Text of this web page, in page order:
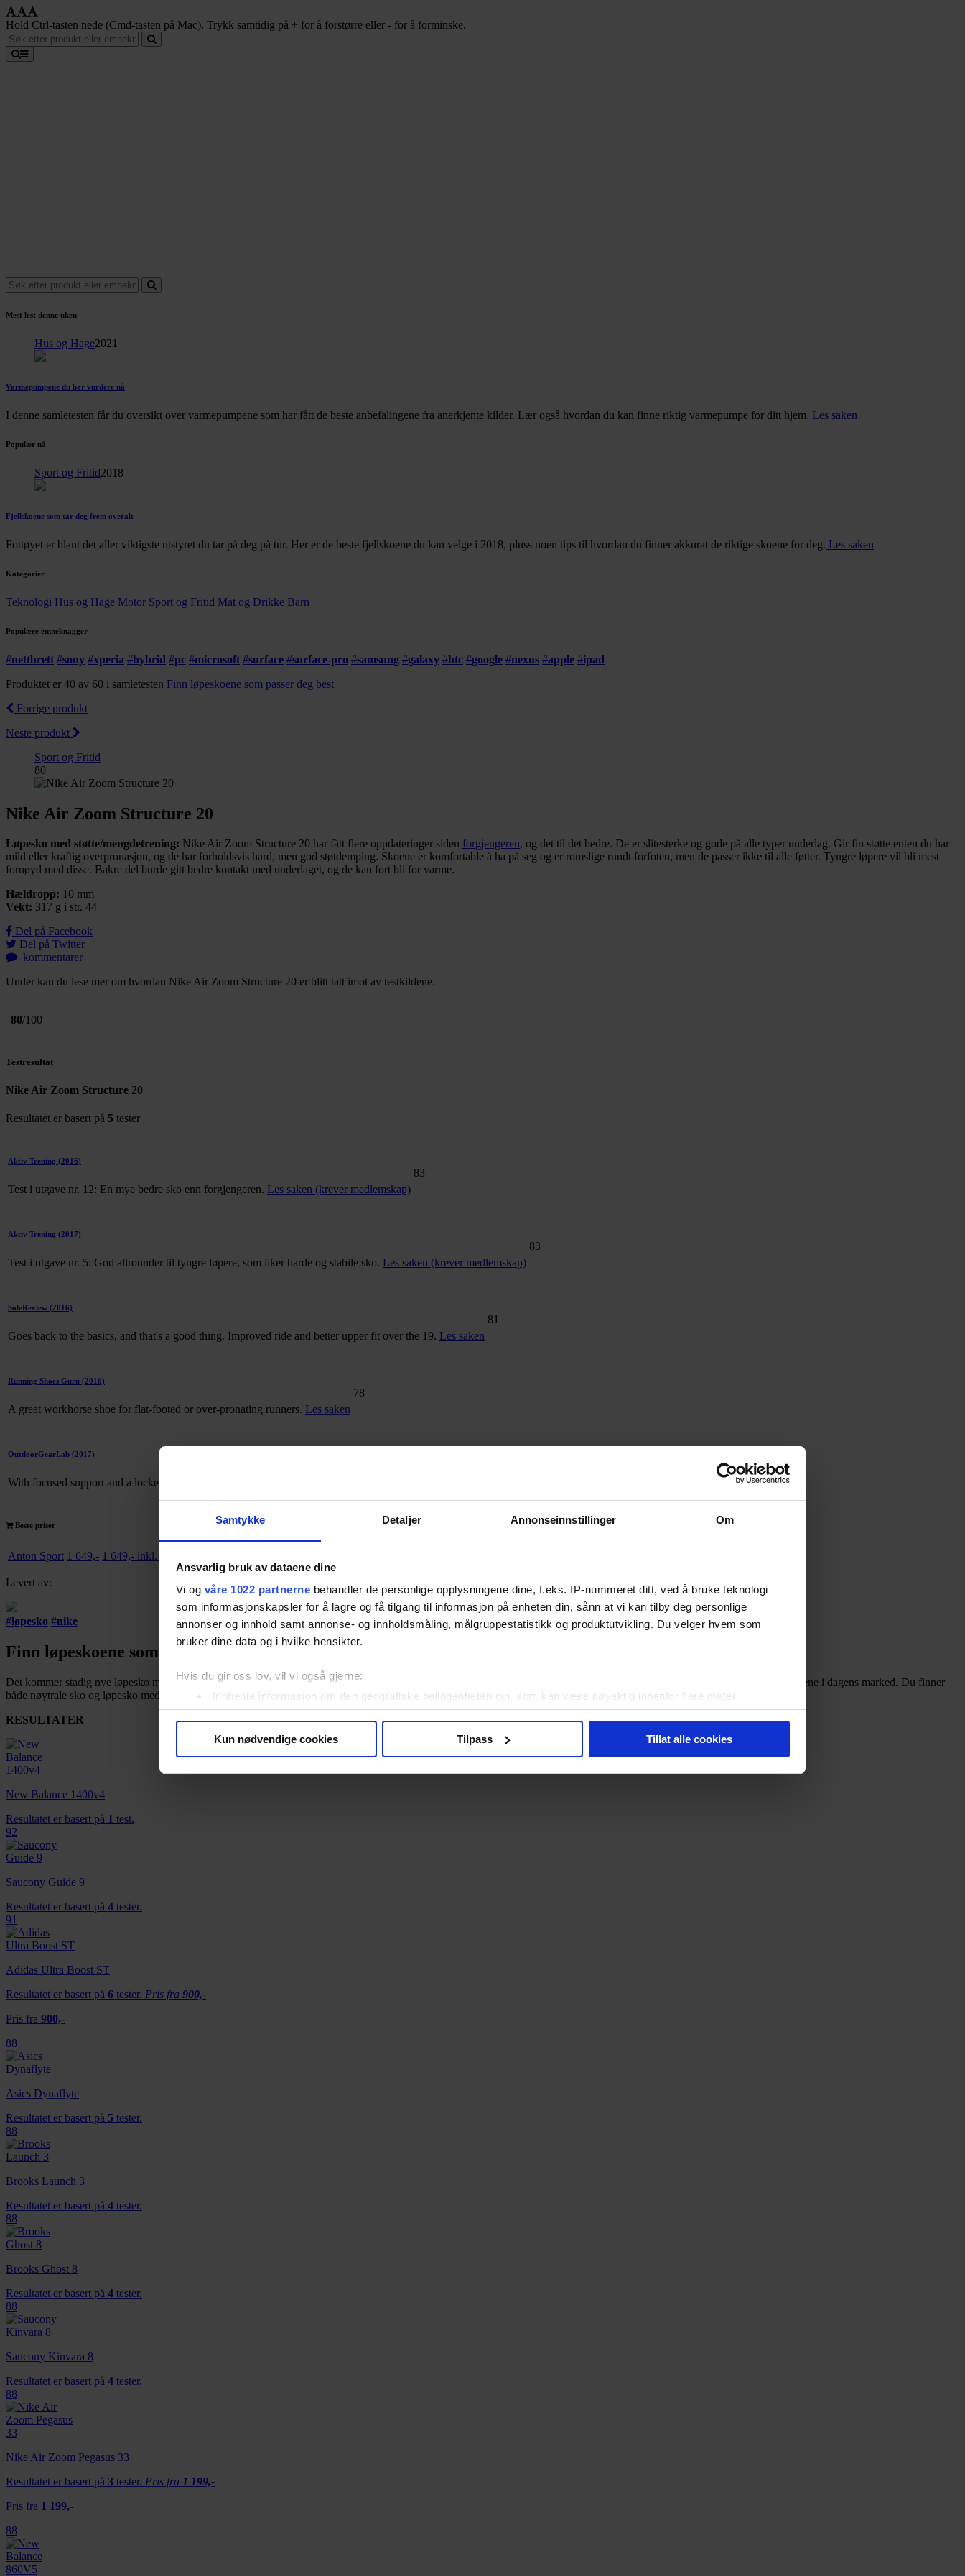
Samtykke Detaljer Annonseinnstillinger Om
Ansvarlig bruk av dataene dine
Vi og våre 1022 partnerne behandler de personlige opplysningene dine, f.eks. IP-nummeret ditt, ved å bruke teknologi
som informasjonskapsler for å lagre og få tilgang til informasjon på enheten din, sånn at vi kan tilby deg personlige
annonser og innhold samt annonse- og innholdsmåling, målgruppestatistikk og produktutvikling. Du velger hvem som
bruker dine data og i hvilke hensikter.
Hvis du gir oss lov, vil vi også gjerne:
Innhente informasjon om den geografiske beliggenheten din, som kan være nøyaktig innenfor flere meter
Identifisere enheten din ved å aktivt skanne den for bestemte karakteristikker (fingeravtrykk)
mer info kan du lese om hvordan dine personlige data behandles og hvordan du kan velge hvordan de skal brukes.
Kun nødvendige cookies Tilpass Tillat alle cookies
Hold Ctrl-tasten nede (Cmd-tasten på Mac). Trykk samtidig på + for å forstørre eller - for å forminske.
Mest lest denne uken
Hus og Hage2021
Varmepumpene du bør vurdere nå
I denne samletesten får du oversikt over varmepumpene som har fått de beste anbefalingene fra anerkjente kilder. Lær også hvordan du kan finne riktig varmepumpe for ditt hjem. Les saken
Populær nå
Sport og Fritid2018
Fjellskoene som tar deg frem overalt
Fottøyet er blant det aller viktigste utstyret du tar på deg på tur. Her er de beste fjellskoene du kan velge i 2018, pluss noen tips til hvordan du finner akkurat de riktige skoene for deg. Les saken
Kategorier
Teknologi Hus og Hage Motor Sport og Fritid Mat og Drikke Barn
Populære emneknagger
#nettbrett #sony #xperia #hybrid #pc #microsoft #surface #surface-pro #samsung #galaxy #htc #google #nexus #apple #ipad
Produktet er 40 av 60 i samletesten Finn løpeskoene som passer deg best
Forrige produkt
Neste produkt
Sport og Fritid
80
Nike Air Zoom Structure 20
Løpesko med støtte/mengdetrening: Nike Air Zoom Structure 20 har fått flere oppdateringer siden forgjengeren, og det til det bedre. De er slitesterke og gode på alle typer underlag. Gir fin støtte enten du har
mild eller kraftig overpronasjon, og de har forholdsvis hard, men god støtdemping. Skoene er komfortable å ha på seg og er romslige rundt forfoten, men de passer ikke til alle føtter. Tyngre løpere vil bli mest
fornøyd med disse. Bakre del burde gitt bedre kontakt med underlaget, og de kan fort bli for varme.
Hældropp: 10 mm
Vekt: 317 g i str. 44
Del på Facebook
Del på Twitter
kommentarer
Under kan du lese mer om hvordan Nike Air Zoom Structure 20 er blitt tatt imot av testkildene.
80/100
Testresultat
Nike Air Zoom Structure 20
Resultatet er basert på 5 tester
Aktiv Trening (2016)
Test i utgave nr. 12: En mye bedre sko enn forgjengeren. Les saken (krever medlemskap)
83
Aktiv Trening (2017)
Test i utgave nr. 5: God allrounder til tyngre løpere, som liker harde og stabile sko. Les saken (krever medlemskap)
83
SoleReview (2016)
Goes back to the basics, and that's a good thing. Improved ride and better upper fit over the 19. Les saken
81
Running Shoes Guru (2016)
A great workhorse shoe for flat-footed or over-pronating runners. Les saken
78
OutdoorGearLab (2017)
With focused support and a locked down fit, we felt secure and comfortable with every step.
Beste priser
Anton Sport 1 649,- 1 649,- inkl. frakt
Levert av:
#løpesko #nike
Finn løpeskoene som passer deg best
Det kommer stadig nye løpesko med endringer i teknologi og design, og det er ikke alltid lett å orientere seg i jungelen. I denne samletesten får du oversikt over de beste løpeskoene i dagens marked. Du finner
både nøytrale sko og løpesko med støtte, enten du vil løpe hurtige eller rolige turer.Les saken
RESULTATER
New Balance 1400v4
Resultatet er basert på 1 test.
92
Saucony Guide 9
Resultatet er basert på 4 tester.
91
Adidas Ultra Boost ST
Resultatet er basert på 6 tester. Pris fra 900,-
Pris fra 900,-
88
Asics Dynaflyte
Resultatet er basert på 5 tester.
88
Brooks Launch 3
Resultatet er basert på 4 tester.
88
Brooks Ghost 8
Resultatet er basert på 4 tester.
88
Saucony Kinvara 8
Resultatet er basert på 4 tester.
88
Nike Air Zoom Pegasus 33
Resultatet er basert på 3 tester. Pris fra 1 199,-
Pris fra 1 199,-
88